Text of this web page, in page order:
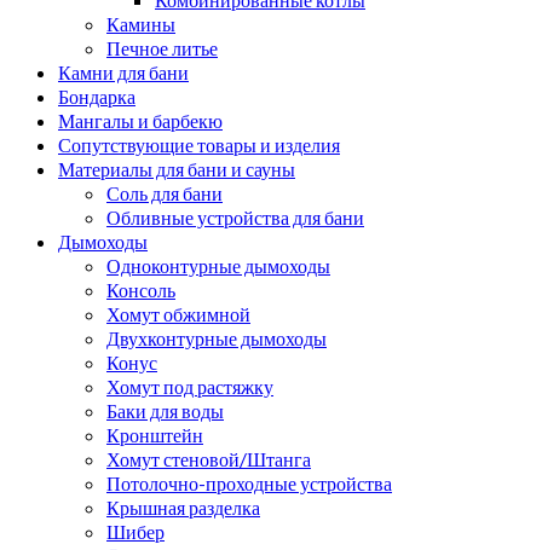
Камины
Печное литье
Камни для бани
Бондарка
Мангалы и барбекю
Сопутствующие товары и изделия
Материалы для бани и сауны
Соль для бани
Обливные устройства для бани
Дымоходы
Одноконтурные дымоходы
Консоль
Хомут обжимной
Двухконтурные дымоходы
Конус
Хомут под растяжку
Баки для воды
Кронштейн
Хомут стеновой/Штанга
Потолочно-проходные устройства
Крышная разделка
Шибер